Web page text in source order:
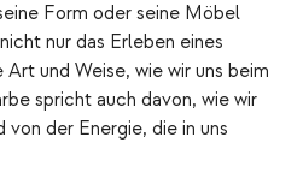
Form oder seine Möbel
nur das Erleben eines
Art und Weise, wie wir uns beim
spricht auch davon, wie wir
von der Energie, die in uns